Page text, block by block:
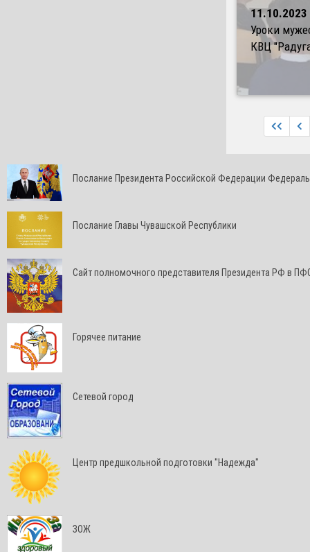
11.10.2023
Уроки
КВЦ
Послание Президента Российской Федерации
Послание Главы Чувашской Республики
Cайт полномочного представителя Президента РФ в
Горячее питание
Сетевой город
Центр предшкольной подготовки "Надежда"
ЗОЖ